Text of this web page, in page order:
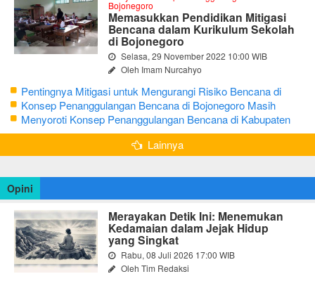
Bojonegoro
Memasukkan Pendidikan Mitigasi
Bencana dalam Kurikulum Sekolah
di Bojonegoro
Selasa, 29 November 2022 10:00 WIB
Oleh Imam Nurcahyo
Pentingnya Mitigasi untuk Mengurangi Risiko Bencana di
Bojonegoro
Konsep Penanggulangan Bencana di Bojonegoro Masih
Mengutamakan Tanggap Darurat
Menyoroti Konsep Penanggulangan Bencana di Kabupaten
Bojonegoro
Lainnya
Opini
Merayakan Detik Ini: Menemukan
Kedamaian dalam Jejak Hidup
yang Singkat
Rabu, 08 Juli 2026 17:00 WIB
Oleh Tim Redaksi